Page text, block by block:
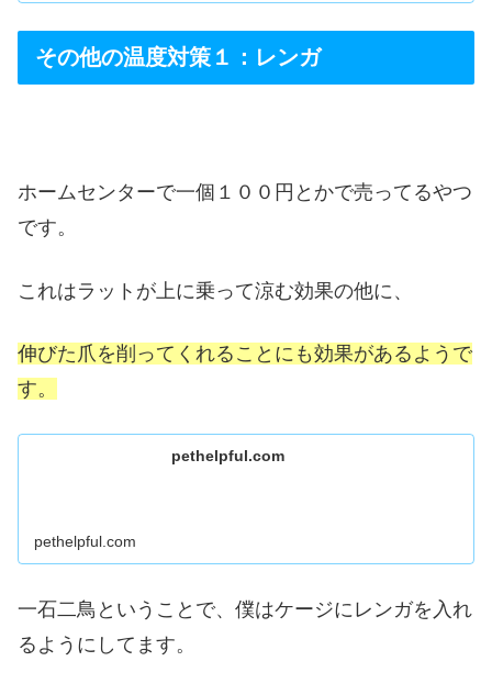
その他の温度対策１：レンガ
ホームセンターで一個１００円とかで売ってるやつ
です。
これはラットが上に乗って涼む効果の他に、
伸びた爪を削ってくれることにも効果があるようで
す。
pethelpful.com
pethelpful.com
一石二鳥ということで、僕はケージにレンガを入れ
るようにしてます。